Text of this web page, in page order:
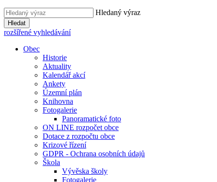
Hledaný výraz
Hledat
rozšířené vyhledávání
Obec
Historie
Aktuality
Kalendář akcí
Ankety
Územní plán
Knihovna
Fotogalerie
Panoramatické foto
ON LINE rozpočet obce
Dotace z rozpočtu obce
Krizové řízení
GDPR - Ochrana osobních údajů
Škola
Vývěska školy
Fotogalerie